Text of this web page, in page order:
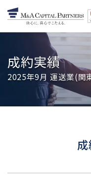
成約実績
2025年9月 運送業(関